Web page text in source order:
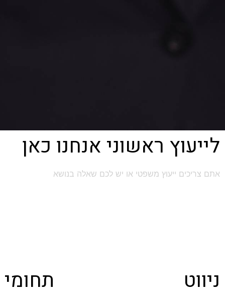
לייעוץ ראשוני אנחנו כאן
אתם צריכים ייעוץ משפטי או יש לכם שאלה בנושא
ניווט